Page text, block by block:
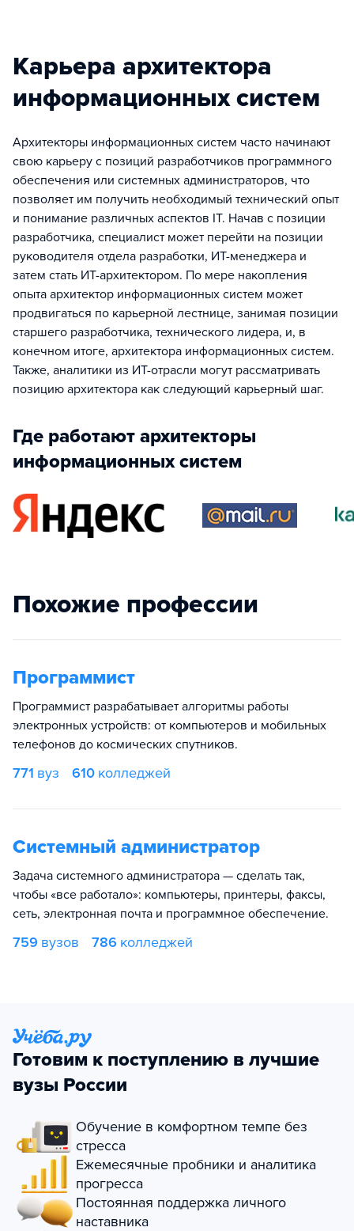
Карьера архитектора
информационных систем
Архитекторы информационных систем часто начинают
свою карьеру с позиций разработчиков программного
обеспечения или системных администраторов, что
позволяет им получить необходимый технический опыт
и понимание различных аспектов IT. Начав с позиции
разработчика, специалист может перейти на позиции
руководителя отдела разработки, ИТ-менеджера и
затем стать ИТ-архитектором. По мере накопления
опыта архитектор информационных систем может
продвигаться по карьерной лестнице, занимая позиции
старшего разработчика, технического лидера, и, в
конечном итоге, архитектора информационных систем.
Также, аналитики из ИТ-отрасли могут рассматривать
позицию архитектора как следующий карьерный шаг.
Где работают архитекторы
информационных систем
Похожие профессии
Программист
Программист разрабатывает алгоритмы работы
электронных устройств: от компьютеров и мобильных
телефонов до космических спутников.
771 вуз 610 колледжей
Системный администратор
Задача системного администратора — сделать так,
чтобы «все работало»: компьютеры, принтеры, факсы,
сеть, электронная почта и программное обеспечение.
759 вузов 786 колледжей
Готовим к поступлению в лучшие
вузы России
Обучение в комфортном темпе без
стресса
Ежемесячные пробники и аналитика
прогресса
Постоянная поддержка личного
наставника